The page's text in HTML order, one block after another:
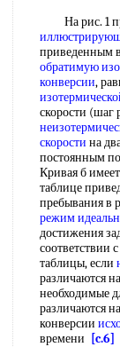
На рис. 1
приведенным
обратимую
конверсии,
скорости (шаг
скорости на
постоянным
Кривая б
таблице
пребывания в
режим
достижения
соответствии
таблицы, если
различаются
необходимые
различаются
конверсии
времени
[c.6]